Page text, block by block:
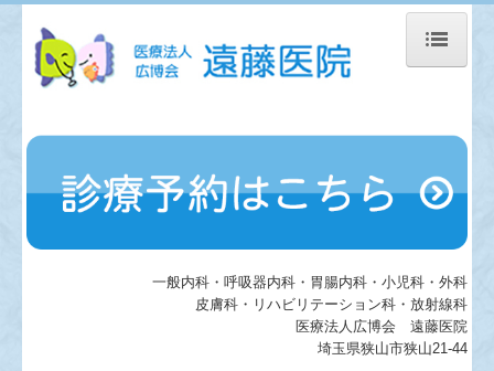
検査項目のページ
医療情報活用について、他
一般内科・呼吸器内科・胃腸内科・小児科・外科
皮膚科・リハビリテーション科・放射線科
医療法人広博会 遠藤医院
埼玉県狭山市狭山21-44